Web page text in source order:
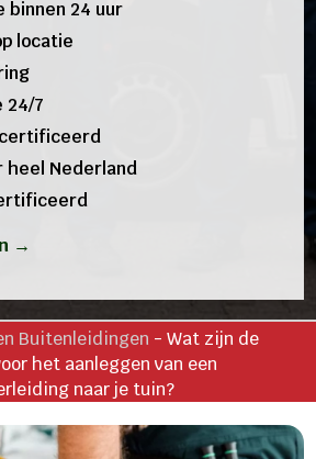
24 uur
locatie
24/7
heel Nederland
→
Buitenleidingen - Wat zijn de
het aanleggen van een
naar je tuin?